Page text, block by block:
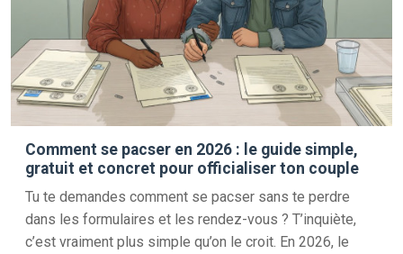
Comment se pacser en 2026 : le guide simple,
gratuit et concret pour officialiser ton couple
Tu te demandes comment se pacser sans te perdre
dans les formulaires et les rendez-vous ? T’inquiète,
c’est vraiment plus simple qu’on le croit. En 2026, le